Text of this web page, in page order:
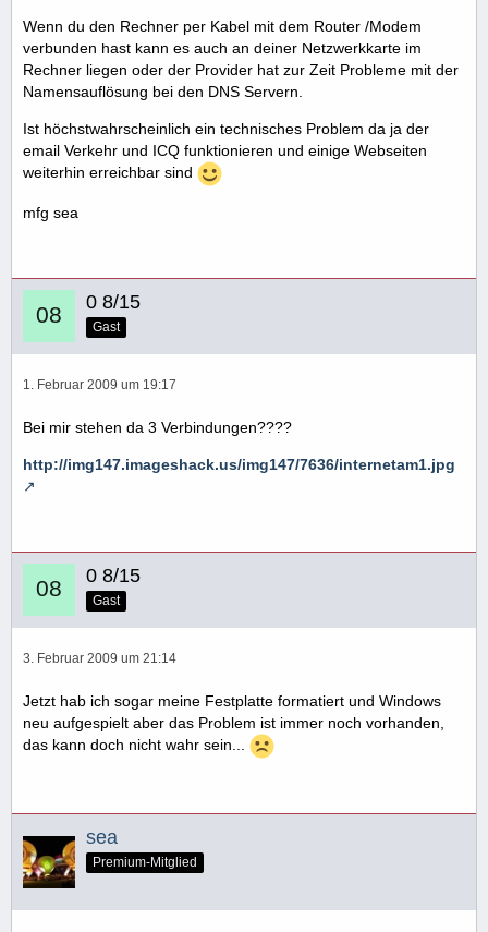
Wenn du den Rechner per Kabel mit dem Router /Modem
verbunden hast kann es auch an deiner Netzwerkkarte im
Rechner liegen oder der Provider hat zur Zeit Probleme mit der
Namensauflösung bei den DNS Servern.
Ist höchstwahrscheinlich ein technisches Problem da ja der
email Verkehr und ICQ funktionieren und einige Webseiten
weiterhin erreichbar sind
mfg sea
0 8/15
Gast
1. Februar 2009 um 19:17
Bei mir stehen da 3 Verbindungen????
http://img147.imageshack.us/img147/7636/internetam1.jpg
0 8/15
Gast
3. Februar 2009 um 21:14
Jetzt hab ich sogar meine Festplatte formatiert und Windows
neu aufgespielt aber das Problem ist immer noch vorhanden,
das kann doch nicht wahr sein...
sea
Premium-Mitglied